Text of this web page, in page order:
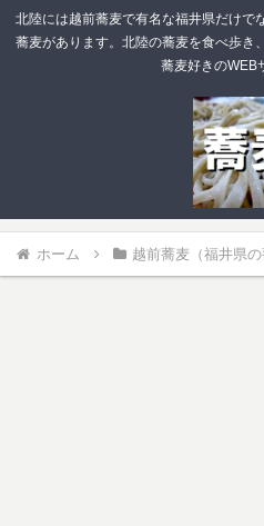
北陸には越前蕎麦で有名な福井県だけで
蕎麦があります。北陸の蕎麦を食べ歩き
蕎麦好きのWEB
ホーム 越前蕎麦（福井県の